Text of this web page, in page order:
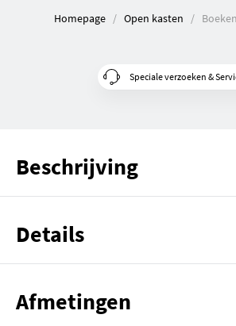
Homepage Open kasten
Speciale verzoeken &
Beschrijving
Details
Afmetingen